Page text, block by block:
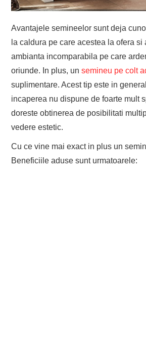
Avantajele semineelor sunt deja
la caldura pe care acestea la ofera si
ambianta incomparabila pe care
oriunde. In plus, unsemineu pe colt
suplimentare. Acest tip este in
incaperea nu dispune de foarte mult
doreste obtinerea de posibilitati
vedere estetic.
Cu ce vine mai exact in plus un
Beneficiile aduse sunt urmatoarele: